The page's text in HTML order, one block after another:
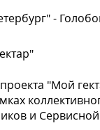
-
"Мой
и